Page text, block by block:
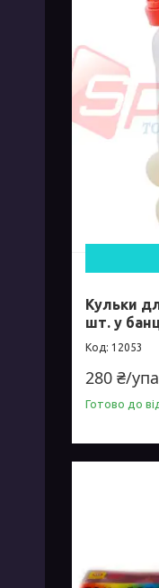
Кульки
шт. у
12053
280 ₴/
Готово до